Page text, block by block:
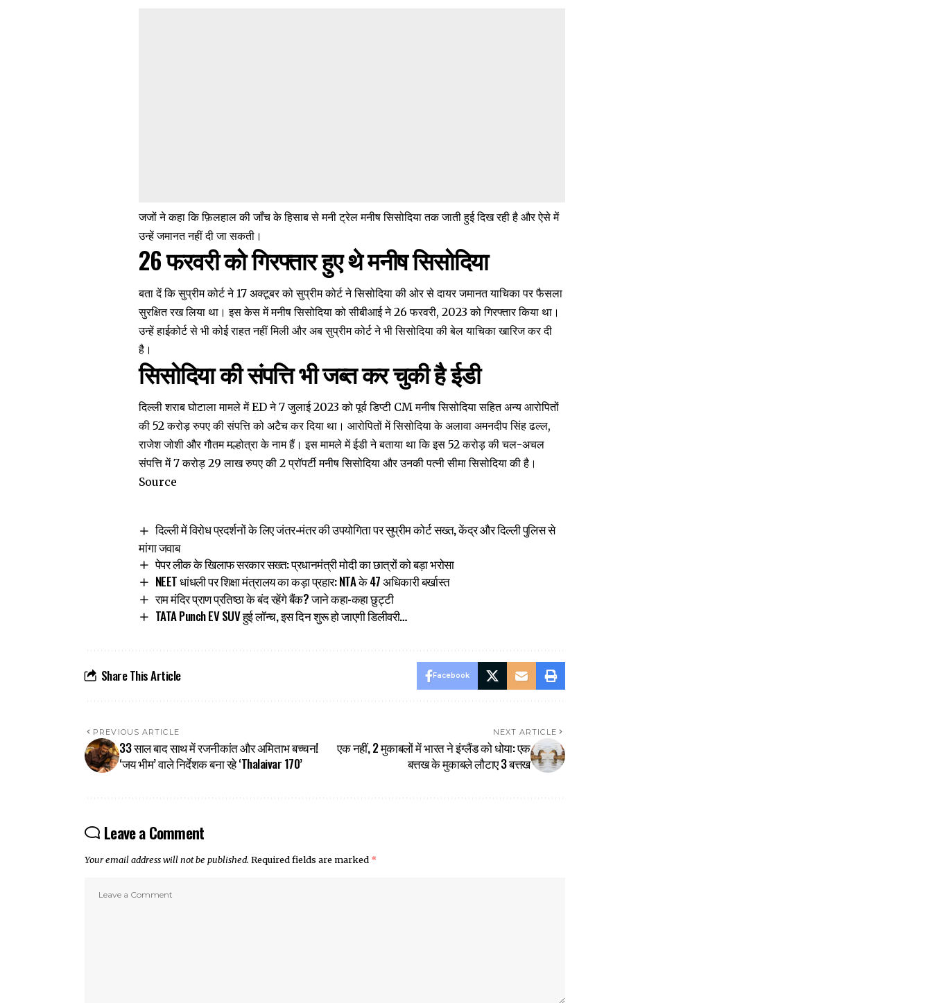
जजों ने कहा कि फ़िलहाल की जाँच के हिसाब से मनी ट्रेल मनीष सिसोदिया तक जाती हुई दिख रही है और ऐसे में
उन्हें जमानत नहीं दी जा सकती।
26 फरवरी को गिरफ्तार हुए थे मनीष सिसोदिया
बता दें क‍ि सुप्रीम कोर्ट ने 17 अक्टूबर को सुप्रीम कोर्ट ने सिसोदिया की ओर से दायर जमानत याचिका पर फैसला
सुरक्षित रख लिया था। इस केस में मनीष स‍िसोद‍िया को सीबीआई ने 26 फरवरी, 2023 को ग‍िरफ्तार क‍िया था।
उन्हें हाईकोर्ट से भी कोई राहत नहीं मिली और अब सुप्रीम कोर्ट ने भी सिसोदिया की बेल याचिका खारिज कर दी
है।
सिसोदिया की संपत्ति भी जब्त कर चुकी है ईडी
दिल्ली शराब घोटालामामलेमें ED ने 7 जुलाई 2023 को पूर्व डिप्टी CM मनीष सिसोदिया सहित अन्य आरोपितों
की 52 करोड़ रुपए की संपत्ति को अटैच कर दिया था। आरोपितों में सिसोदिया के अलावा अमनदीप सिंह ढल्ल,
राजेश जोशी और गौतम मल्होत्रा के नाम हैं। इस मामले में ईडी ने बताया था कि इस 52 करोड़ की चल-अचल
संपत्ति में 7 करोड़ 29 लाख रुपए की 2 प्रॉपर्टी मनीष सिसोदिया और उनकी पत्नी सीमा सिसोदिया की है।
Source
दिल्ली में विरोध प्रदर्शनों के लिए जंतर-मंतर की उपयोगिता पर सुप्रीम कोर्ट सख्त, केंद्र और दिल्ली पुलिस से
मांगा जवाब
पेपर लीक के खिलाफ सरकार सख्त: प्रधानमंत्री मोदी का छात्रों को बड़ा भरोसा
NEET धांधली पर शिक्षा मंत्रालय का कड़ा प्रहार: NTA के 47 अधिकारी बर्खास्त
राम मंदिर प्राण प्रतिष्ठा के बंद रहेंगे बैंक? जाने कहा-कहा छुट्टी
TATA Punch EV SUV हुई लॉन्च, इस दिन शुरू हो जाएगी डिलीवरी…
Share This Article Facebook
PREVIOUS ARTICLE
33 साल बाद साथ में रजनीकांत और अमिताभ बच्चन!
‘जय भीम’ वाले निर्देशक बना रहे ‘Thalaivar 170’
NEXT ARTICLE
एक नहीं, 2 मुकाबलों में भारत ने इंग्लैंड को धोया: एक
बत्तख के मुकाबले लौटाए 3 बत्तख
Leave a Comment
Your email address will not be published. Required fields are marked *